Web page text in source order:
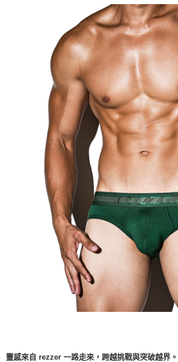
靈感來自 rezzer 一路走來，跨越挑戰與突破越界。